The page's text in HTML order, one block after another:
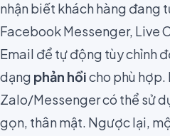
nhận biết khách hàng đang
Facebook Messenger, Live
Email để tự động tùy chỉnh
dạng phản hồicho phù
Zalo/Messenger có thể sử
gọn, thân mật. Ngược lại,